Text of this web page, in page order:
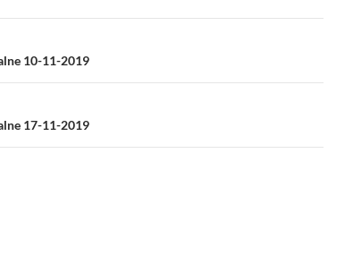
10-11-2019
17-11-2019